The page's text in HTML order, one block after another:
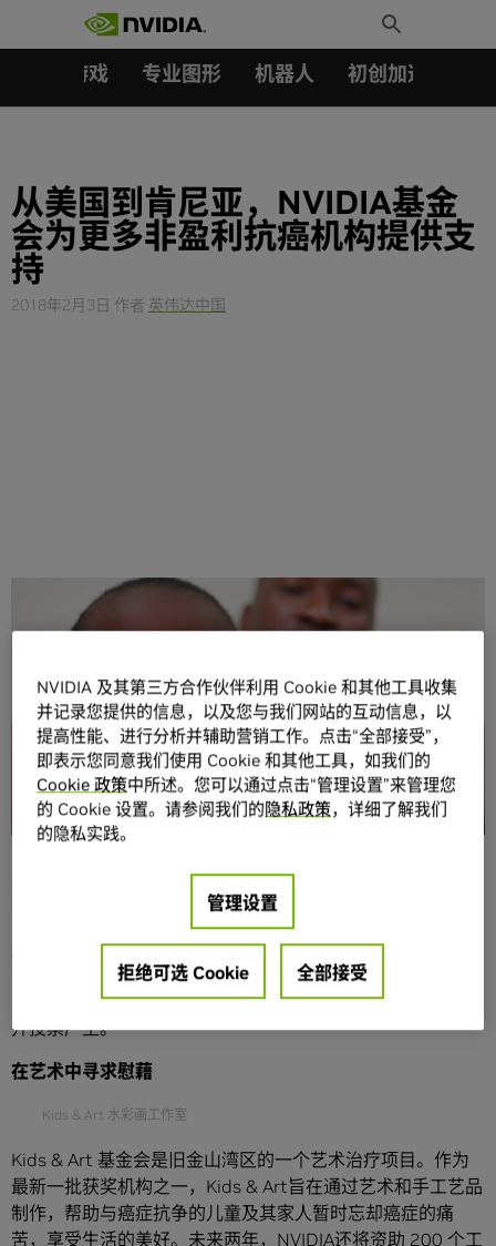
Toggle
Search
游戏 专业图形 机器人 初创加速会员成
从美国到肯尼亚，NVIDIA基金
会为更多非盈利抗癌机构提供支
持
2018年2月3日 作者 英伟达中国
为了帮助人们抗击癌症，同时为抗癌研究、癌症病患及其家
属提供支持，NVIDIA 基金会在近几年已经向美国当地以及其
他偏远国家和地区的大小项目捐款超过 400 万美元。
NVIDIA于2月4日世界癌症日透漏了基金会 Compute the
Cure 计划所取得的最新抗癌成果。
成果之一便是癌症治疗补助金的发放，NVIDIA基金会每年都
会为少数非盈利机构颁发 5 万美元奖金，这些机构均致力于
为癌症病患提供治疗与支持。获奖机构由NVIDIA的员工审核
并投票产生。
在艺术中寻求慰藉
Kids & Art 水彩画工作室
Kids & Art 基金会是旧金山湾区的一个艺术治疗项目。作为
最新一批获奖机构之一，Kids & Art旨在通过艺术和手工艺品
制作，帮助与癌症抗争的儿童及其家人暂时忘却癌症的痛
苦，享受生活的美好。未来两年，NVIDIA还将资助 200 个工
NVIDIA 及其第三方合作伙伴利用 Cookie 和其他工具收集
并记录您提供的信息，以及您与我们网站的互动信息，以
提高性能、进行分析并辅助营销工作。点击“全部接受”，
即表示您同意我们使用 Cookie 和其他工具，如我们的
Cookie 政策中所述。您可以通过点击“管理设置”来管理您
的 Cookie 设置。请参阅我们的隐私政策，详细了解我们
的隐私实践。
管理设置
拒绝可选 Cookie 全部接受